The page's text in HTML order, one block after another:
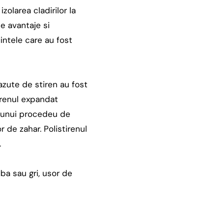
cladirilor la
avantaje si
care au fost
de stiren au fost
expandat
procedeu de
de zahar. Polistirenul
sau gri, usor de